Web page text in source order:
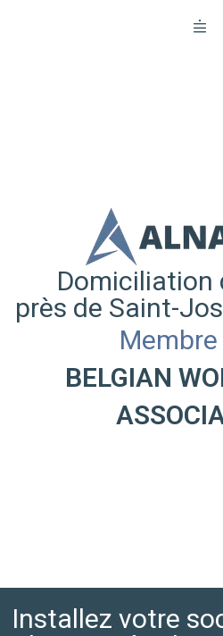
Domiciliation
près de Saint-
Membre
BELGIAN
Installez votre